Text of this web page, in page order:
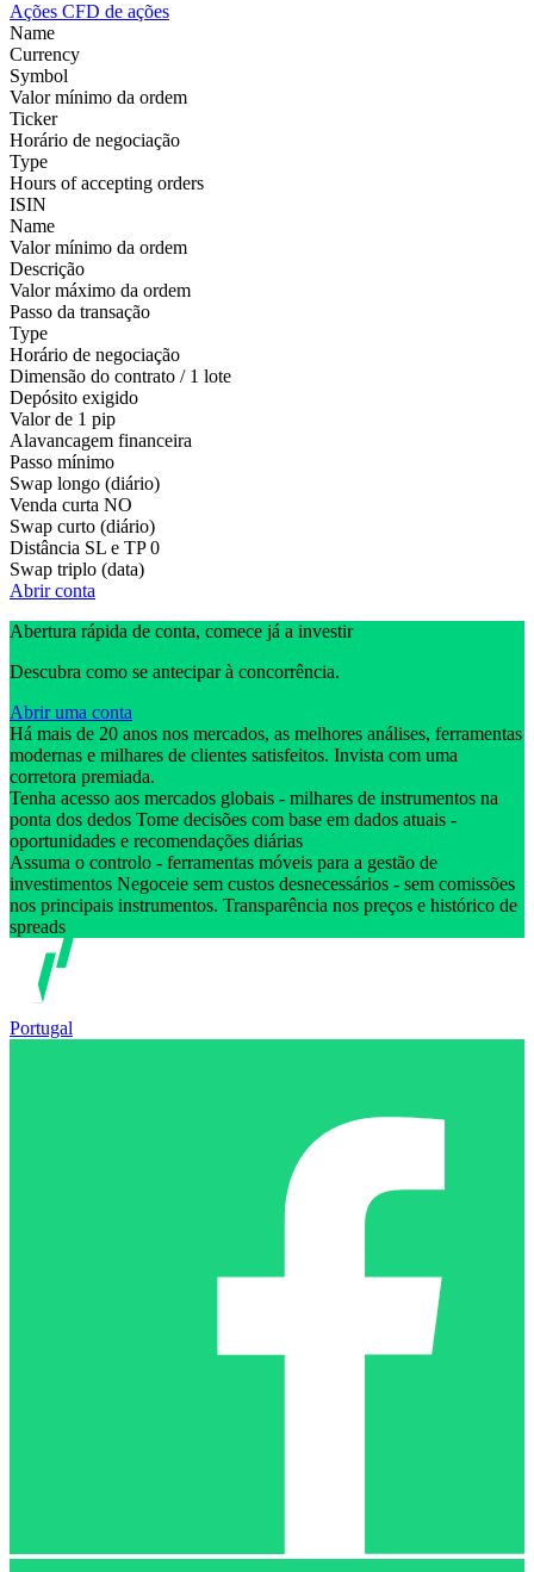
Ações CFD de ações
Name
Currency
Symbol
Valor mínimo da ordem
Ticker
Horário de negociação
Type
Hours of accepting orders
ISIN
Name
Valor mínimo da ordem
Descrição
Valor máximo da ordem
Passo da transação
Type
Horário de negociação
Dimensão do contrato / 1 lote
Depósito exigido
Valor de 1 pip
Alavancagem financeira
Passo mínimo
Swap longo (diário)
Venda curta NO
Swap curto (diário)
Distância SL e TP 0
Swap triplo (data)
Abrir conta
Abertura rápida de conta, comece já a investir
Descubra como se antecipar à concorrência.
Abrir uma conta
Há mais de 20 anos nos mercados, as melhores análises, ferramentas
modernas e milhares de clientes satisfeitos. Invista com uma
corretora premiada.
Tenha acesso aos mercados globais - milhares de instrumentos na
ponta dos dedos Tome decisões com base em dados atuais -
oportunidades e recomendações diárias
Assuma o controlo - ferramentas móveis para a gestão de
investimentos Negoceie sem custos desnecessários - sem comissões
nos principais instrumentos. Transparência nos preços e histórico de
spreads
Portugal